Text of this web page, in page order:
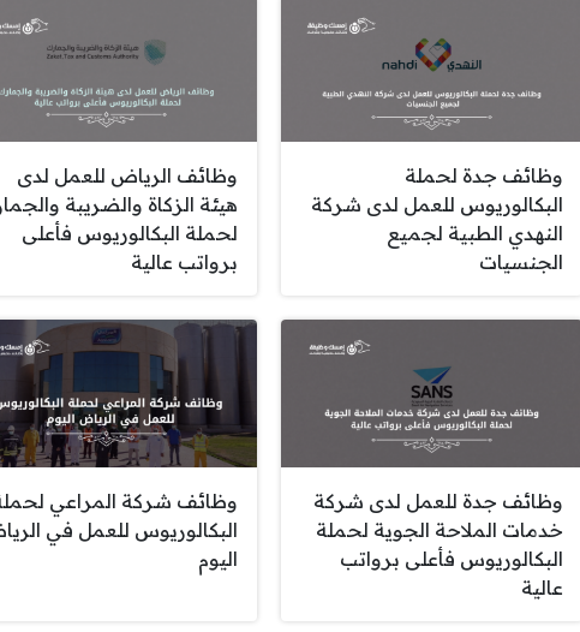
وظائف جدة لحملة
البكالوريوس للعمل لدى شركة
النهدي الطبية لجميع
الجنسيات
وظائف الرياض للعمل لدى
هيئة الزكاة والضريبة
لحملة البكالوريوس فأعلى
برواتب عالية
وظائف جدة للعمل لدى شركة
خدمات الملاحة الجوية لحملة
البكالوريوس فأعلى برواتب
عالية
وظائف شركة المراعي
البكالوريوس للعمل في
اليوم